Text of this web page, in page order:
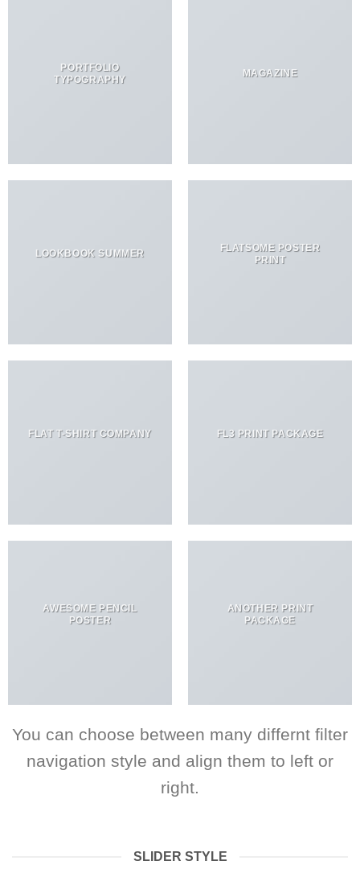
PORTFOLIO
TYPOGRAPHY
MAGAZINE
LOOKBOOK SUMMER
FLATSOME POSTER
PRINT
FLAT T-SHIRT COMPANY FL3 PRINT PACKAGE
AWESOME PENCIL
POSTER
ANOTHER PRINT
PACKAGE
You can choose between many differnt filter
navigation style and align them to left or
right.
SLIDER STYLE